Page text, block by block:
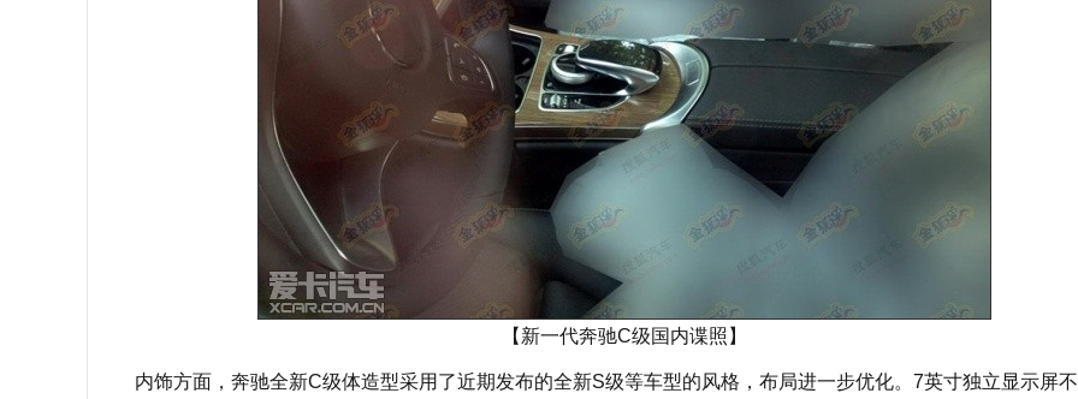
【新一代奔驰C级国内谍照】
内饰方面，奔驰全新C级体造型采用了近期发布的全新S级等车型的风格，布局进一步优化。7英寸独立显示屏